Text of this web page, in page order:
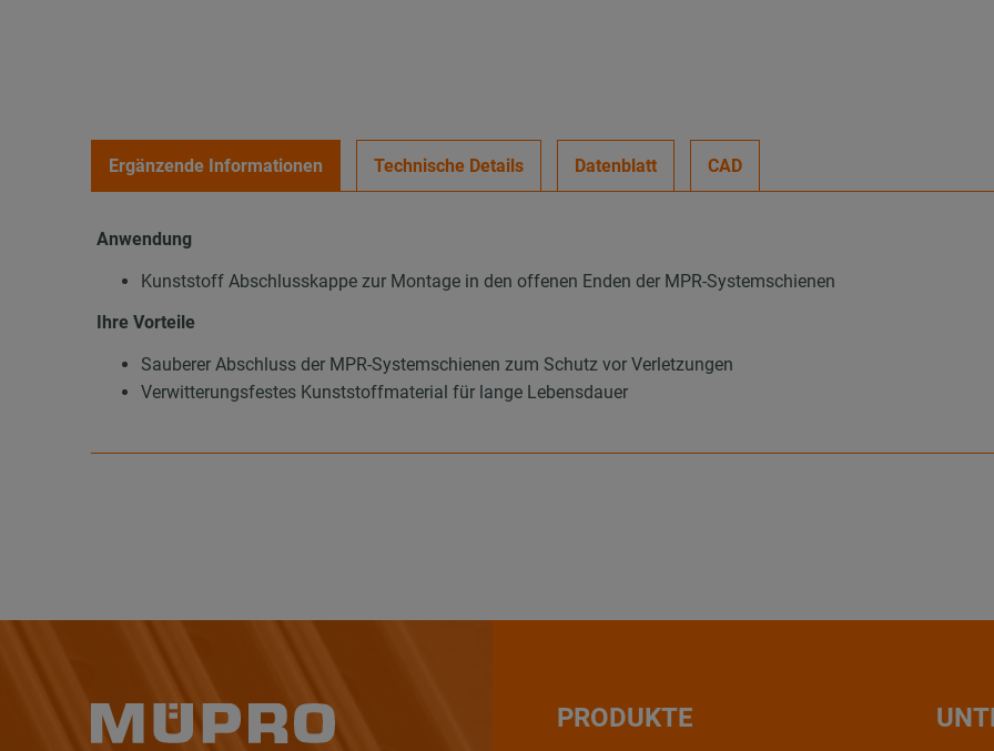
Ergänzende Informationen Technische Details Datenblatt CAD
Anwendung
Kunststoff Abschlusskappe zur Montage in den offenen Enden der MPR-Systemschienen
Ihre Vorteile
Sauberer Abschluss der MPR-Systemschienen zum Schutz vor Verletzungen
Verwitterungsfestes Kunststoffmaterial für lange Lebensdauer
PRODUKTE